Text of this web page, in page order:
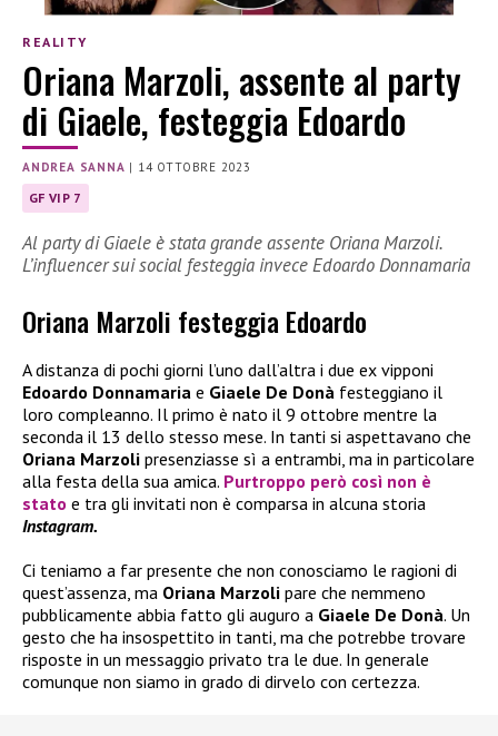
REALITY
Oriana Marzoli, assente al party
di Giaele, festeggia Edoardo
ANDREA SANNA | 14 OTTOBRE 2023
GF VIP 7
Al party di Giaele è stata grande assente Oriana Marzoli.
L’influencer sui social festeggia invece Edoardo Donnamaria
Oriana Marzoli festeggia Edoardo
A distanza di pochi giorni l’uno dall’altra i due ex vipponi
Edoardo Donnamaria e Giaele De Donà festeggiano il
loro compleanno. Il primo è nato il 9 ottobre mentre la
seconda il 13 dello stesso mese. In tanti si aspettavano che
Oriana Marzoli presenziasse sì a entrambi, ma in particolare
alla festa della sua amica. Purtroppo però così non è
stato e tra gli invitati non è comparsa in alcuna storia
Instagram.
Ci teniamo a far presente che non conosciamo le ragioni di
quest’assenza, ma Oriana Marzoli pare che nemmeno
pubblicamente abbia fatto gli auguro a Giaele De Donà. Un
gesto che ha insospettito in tanti, ma che potrebbe trovare
risposte in un messaggio privato tra le due. In generale
comunque non siamo in grado di dirvelo con certezza.